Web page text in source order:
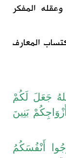
المفكر
المعارف
جَعَلَ لَكُمْ
أَزْوَاجِكُمْ بَنِينَ
أَنْفُسَكُمُ